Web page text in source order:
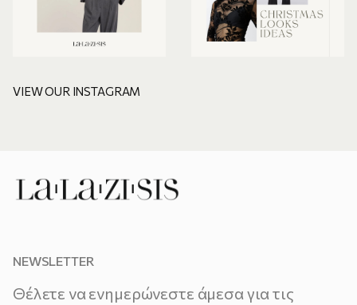
VIEW OUR INSTAGRAM
NEWSLETTER
Θέλετε να ενημερώνεστε άμεσα για τις